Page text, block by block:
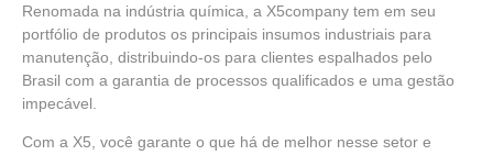
Renomada na indústria química, a X5company tem em seu
portfólio de produtos os principais insumos industriais para
manutenção, distribuindo-os para clientes espalhados pelo
Brasil com a garantia de processos qualificados e uma gestão
impecável.
Com a X5, você garante o que há de melhor nesse setor e